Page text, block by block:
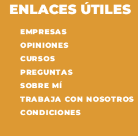
ENLACES ÚTILES
EMPRESAS
OPINIONES
CURSOS
PREGUNTAS
SOBRE MÍ
TRABAJA CON NOSOTROS
CONDICIONES